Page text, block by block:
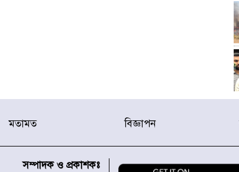
মতামত বিজ্ঞাপন
সম্পাদক ও প্রকাশকঃ